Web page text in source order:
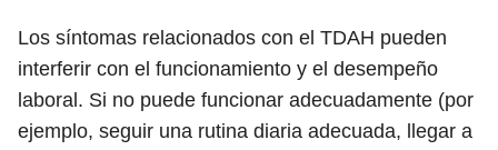
Los síntomas relacionados con el TDAH pueden
interferir con el funcionamiento y el desempeño
laboral. Si no puede funcionar adecuadamente (por
ejemplo, seguir una rutina diaria adecuada, llegar a